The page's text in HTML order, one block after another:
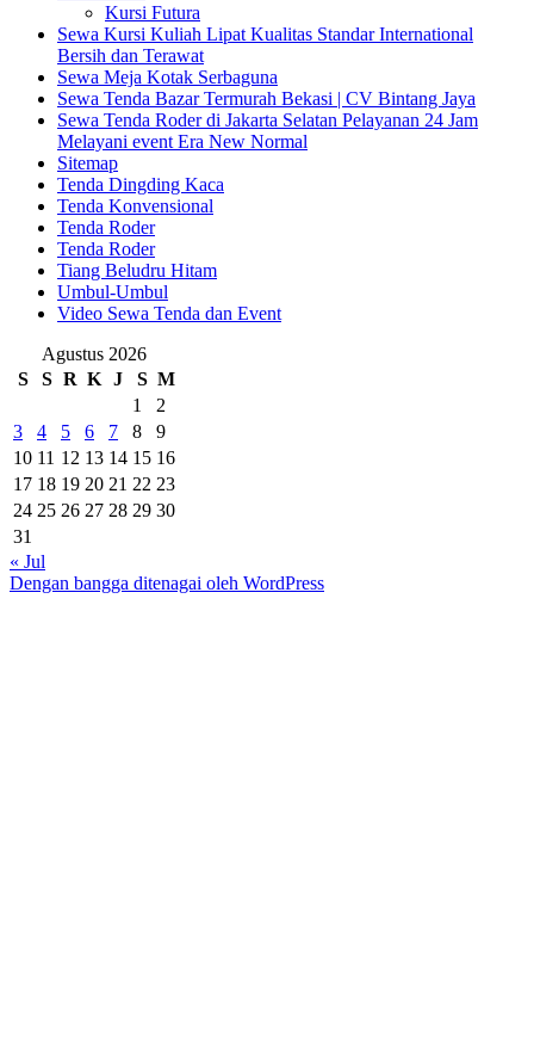
Kursi Futura
Sewa Kursi Kuliah Lipat Kualitas Standar International
Bersih dan Terawat
Sewa Meja Kotak Serbaguna
Sewa Tenda Bazar Termurah Bekasi | CV Bintang Jaya
Sewa Tenda Roder di Jakarta Selatan Pelayanan 24 Jam
Melayani event Era New Normal
Sitemap
Tenda Dingding Kaca
Tenda Konvensional
Tenda Roder
Tenda Roder
Tiang Beludru Hitam
Umbul-Umbul
Video Sewa Tenda dan Event
Agustus 2026
S
S R K J S M
1
2
3
4 5 6 7 8
9
10 11 12 13 14 15 16
17 18 19 20 21 22 23
24 25 26 27 28 29 30
31
« Jul
Dengan bangga ditenagai oleh WordPress